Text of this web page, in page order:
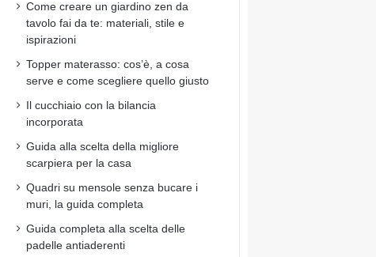
Come creare un giardino zen da
tavolo fai da te: materiali, stile e
ispirazioni
Topper materasso: cos’è, a cosa
serve e come scegliere quello giusto
Il cucchiaio con la bilancia
incorporata
Guida alla scelta della migliore
scarpiera per la casa
Quadri su mensole senza bucare i
muri, la guida completa
Guida completa alla scelta delle
padelle antiaderenti